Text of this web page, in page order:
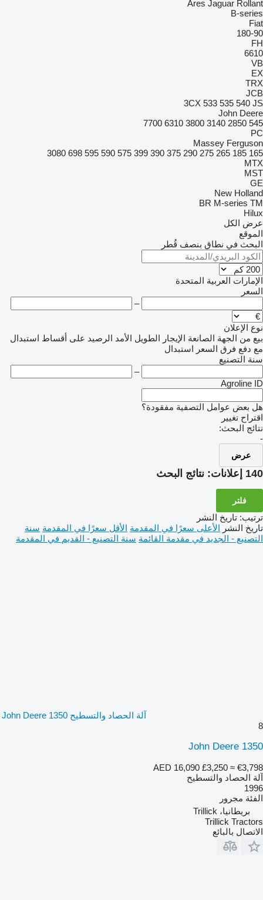
Ares Jaguar Rollant
B-series
Fiat
180-90
FH
6610
VB
EX
TRX
JCB
3CX 533 535 540 JS
John Deere
545
2850
3140
3800
6310
7700
PC
Massey Ferguson
165
185
265
275
290
375
390
399
575
590
595
698
3080
MTX
MST
GE
New Holland
BR M-series TM
Hilux
عرض الكل
الموقع
البحث في نطاق بنصف قُطر
الإمارات العربية المتحدة
السعر
–
نوع الإعلان
بيع من الجهة الصانعة الإيجار الطويل الأمد الرصيد على أقساط استبدال
مع دفع فرق السعر استبدال
سنة التصنيع
–
Agroline ID
هل بعض عوامل التصفية مفقودة؟
اقتراح تغيير
نتائج البحث:
-
عرض
140 إعلانات: نتائج البحث
فلتر
ترتيب: تاريخ النشر
تاريخ النشر الأعلى سعرًا في المقدمة الأقل سعرًا في المقدمة سنة
التصنيع - الجديد في مقدمة القائمة سنة التصنيع - القديم في المقدمة
آلة الحصاد والتسطيح John Deere 1350
8
John Deere 1350
AED 16,090 £3,250 ≈ €3,798
آلة الحصاد والتسطيح
1996
الفئة مجرور
بريطانيا، Trillick
Trillick Tractors
الاتصال بالبائع